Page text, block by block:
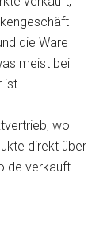
die Ware
meist bei
ist.
wo
direkt über
verkauft